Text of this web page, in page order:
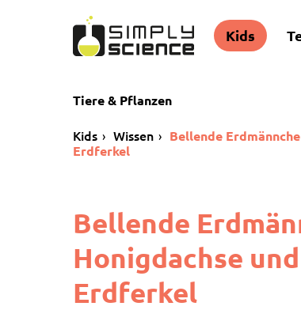
Kids
Tiere & Pflanzen
Kids Wissen
Bellende
Erdferkel
Bellende
Honigdachse
Erdferkel